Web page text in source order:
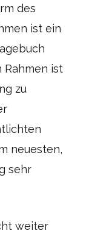
des
ist ein
Rahmen ist
zu
neuesten,
sehr
weiter